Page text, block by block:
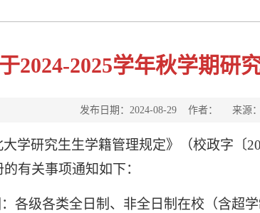
2024-2025学年秋学期研
发布日期：2024-08-29 作者： 来源
学研究生生学籍管理规定》（校政字〔
有关事项通知如下：
各级各类全日制、非全日制在校（含超学